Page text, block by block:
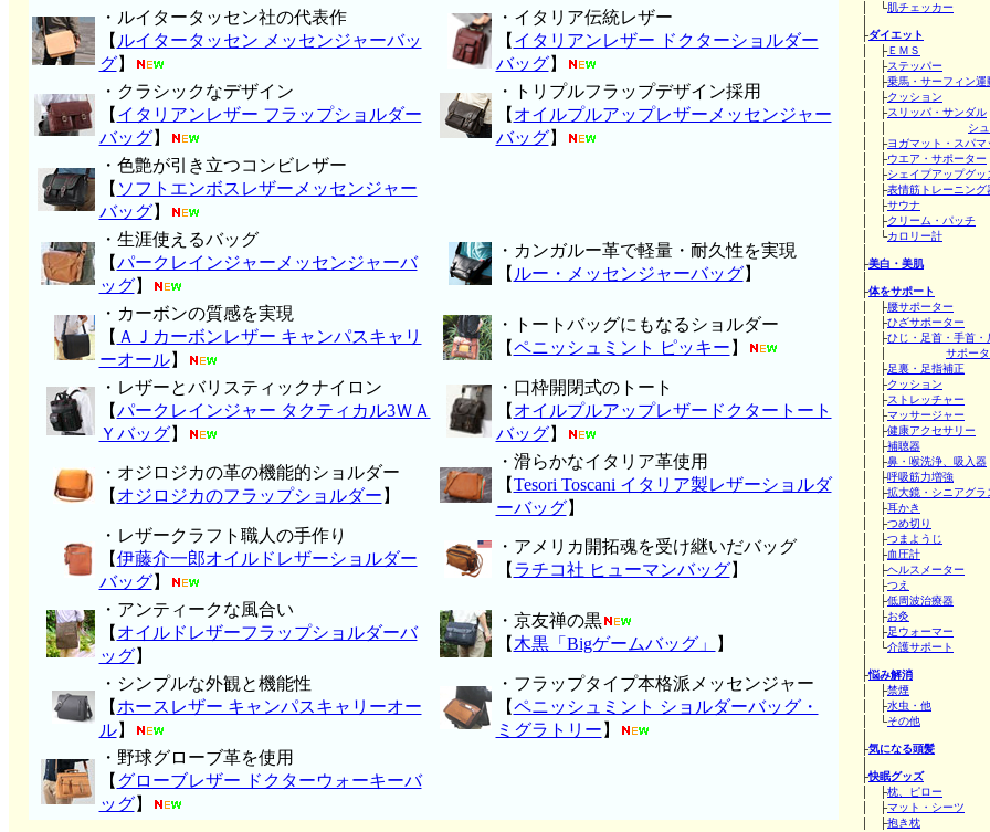
│ └肌チェッカー
├ダイエット
│ ├ＥＭＳ
│ ├ステッパー
│ ├乗馬・サーフィン運
│ ├クッション
│ ├スリッパ・サンダル
シ
│ ├ヨガマット・スパマ
│ ├ウエア・サポーター
│ ├シェイプアップグッ
│ ├表情筋トレーニング
│ ├サウナ
│ ├クリーム・パッチ
│ └カロリー計
├美白・美肌
├体をサポート
│ ├腰サポーター
│ ├ひざサポーター
│ ├ひじ・足首・手首・
サポー
│ ├足裏・足指補正
│ ├クッション
│ ├ストレッチャー
│ ├マッサージャー
│ ├健康アクセサリー
│ ├補聴器
│ ├鼻・喉洗浄、吸入器
│ ├呼吸筋力増強
│ ├拡大鏡・シニアグラ
│ ├耳かき
│ ├つめ切り
│ ├つまようじ
│ ├血圧計
│ ├ヘルスメーター
│ ├つえ
│ ├低周波治療器
│ ├お灸
│ ├足ウォーマー
│ └介護サポート
├悩み解消
│ ├禁煙
│ ├水虫・他
│ └その他
├気になる頭髪
├快眠グッズ
│ ├枕、ピロー
│ ├マット・シーツ
│ ├抱き枕
・ルイタータッセン社の代表作
【 ルイタータッセン メッセンジャーバッ
グ】
・イタリア伝統レザー
【 イタリアンレザー ドクターショルダー
バッグ】
・クラシックなデザイン
【 イタリアンレザー フラップショルダー
バッグ】
・トリプルフラップデザイン採用
【 オイルプルアップレザーメッセンジャー
バッグ】
・色艶が引き立つコンビレザー
【 ソフトエンボスレザーメッセンジャー
バッグ】
・生涯使えるバッグ
【パークレインジャーメッセンジャーバ
ッグ】
・カンガルー革で軽量・耐久性を実現
【 ルー・メッセンジャーバッグ】
・カーボンの質感を実現
【 ＡＪカーボンレザー キャンパスキャリ
ーオール】
・トートバッグにもなるショルダー
【ペニッシュミント ピッキー 】
・レザーとバリスティックナイロン
【パークレインジャー タクティカル3ＷＡ
Ｙバッグ】
・口枠開閉式のトート
【 オイルプルアップレザードクタートート
バッグ】
・オジロジカの革の機能的ショルダー
【 オジロジカのフラップショルダー 】
・滑らかなイタリア革使用
【Tesori Toscani イタリア製レザーショルダ
ーバッグ】
・レザークラフト職人の手作り
【伊藤介一郎オイルドレザーショルダー
バッグ】
・アメリカ開拓魂を受け継いだバッグ
【 ラチコ社 ヒューマンバッグ】
・アンティークな風合い
【 オイルドレザーフラップショルダーバ
ッグ】
・京友禅の黒
【 木黒「Bigゲームバッグ」 】
・シンプルな外観と機能性
【 ホースレザー キャンパスキャリーオー
ル】
・フラップタイプ本格派メッセンジャー
【ペニッシュミント ショルダーバッグ・
ミグラトリー 】
・野球グローブ革を使用
【 グローブレザー ドクターウォーキーバ
ッグ】